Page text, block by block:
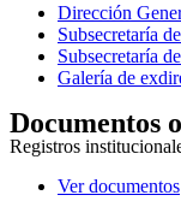
Dirección
Subsecretaría
Subsecretaría
Galería de
Documentos
Registros
Ver documentos